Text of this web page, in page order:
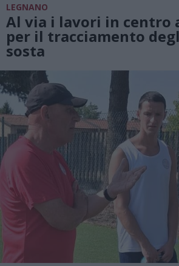
LEGNANO
Al via i lavori in centro
per il tracciamento
sosta